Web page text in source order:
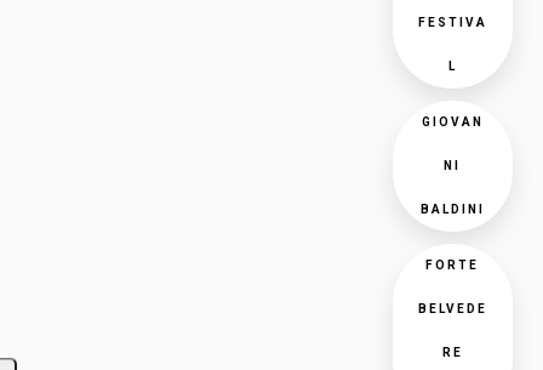
FESTIVA
L
GIOVAN
NI
BALDINI
FORTE
BELVEDE
RE